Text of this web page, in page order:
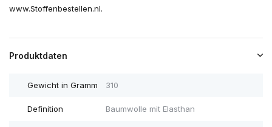
www.Stoffenbestellen.nl.
Produktdaten
Gewicht in Gramm 310
Definition Baumwolle mit Elasthan